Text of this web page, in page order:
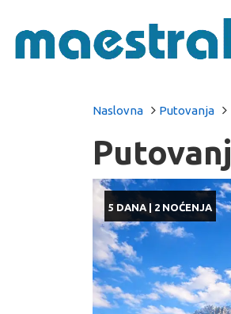
Naslovna Putovanja
5 DANA | 2 NOĆENJA